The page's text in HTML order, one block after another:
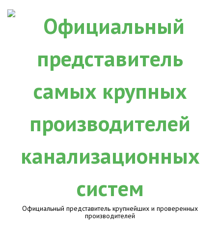
Официальный представитель крупнейших и проверенных
производителей